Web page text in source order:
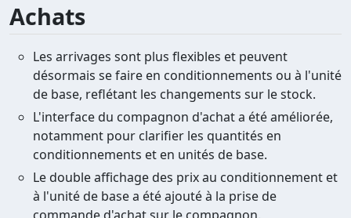
Achats
Les arrivages sont plus flexibles et peuvent
désormais se faire en conditionnements ou à l'unité
de base, reflétant les changements sur le stock.
L'interface du compagnon d'achat a été améliorée,
notamment pour clarifier les quantités en
conditionnements et en unités de base.
Le double affichage des prix au conditionnement et
à l'unité de base a été ajouté à la prise de